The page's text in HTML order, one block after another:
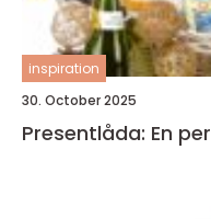
inspiration
30. October 2025
Presentlåda: En